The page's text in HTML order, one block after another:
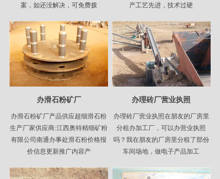
案，如还没解决，可免费拨
产工艺先进，技术过硬
办滑石粉矿厂
办滑石粉矿厂产品供应超细滑石粉
生产厂家供应商:江西奥特精细矿粉
有限公司南通办事处滑石粉价格报
价信息更新推广内容产
办理砖厂营业执照
办理砖厂营业执照在朋友的厂房里
分租办加工厂，可以办营业执照
吗？我在朋友的厂房里分租了部份
车间场地，做电子产品加工